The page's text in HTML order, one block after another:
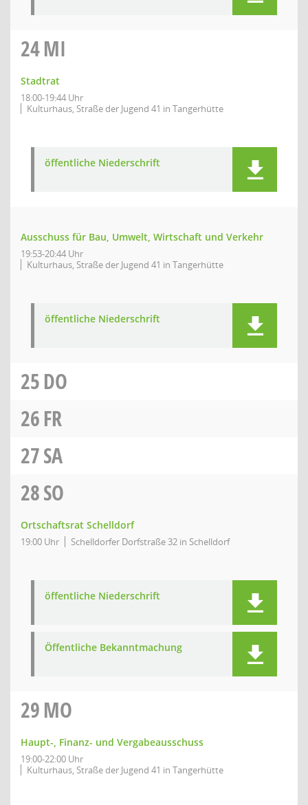
24MI
Stadtrat
18:00-19:44 Uhr
Kulturhaus, Straße der Jugend 41 in Tangerhütte
öffentliche Niederschrift
Ausschuss für Bau, Umwelt, Wirtschaft und Verkehr
19:53-20:44 Uhr
Kulturhaus, Straße der Jugend 41 in Tangerhütte
öffentliche Niederschrift
25DO
26FR
27SA
28SO
Ortschaftsrat Schelldorf
19:00 Uhr Schelldorfer Dorfstraße 32 in Schelldorf
öffentliche Niederschrift
Öffentliche Bekanntmachung
29MO
Haupt-, Finanz- und Vergabeausschuss
19:00-22:00 Uhr
Kulturhaus, Straße der Jugend 41 in Tangerhütte